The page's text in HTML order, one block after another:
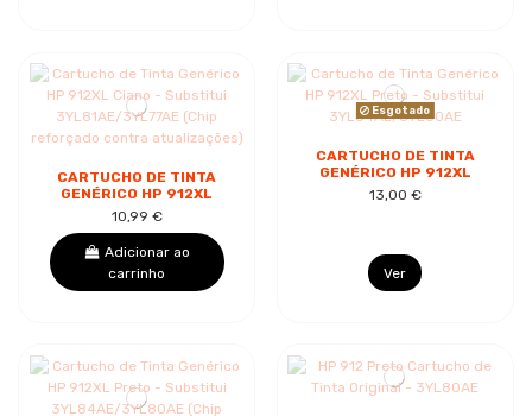
CARTUCHO DE TINTA
GENÉRICO HP 912XL
CIANO - SUBSTITUI
3YL81AE/3YL77AE
(CHIP REFORÇADO...
10,99 €
Adicionar ao
carrinho
Esgotado
CARTUCHO DE TINTA
GENÉRICO HP 912XL
PRETO - SUBSTITUI
3YL84AE/3YL80AE
13,00 €
Ver